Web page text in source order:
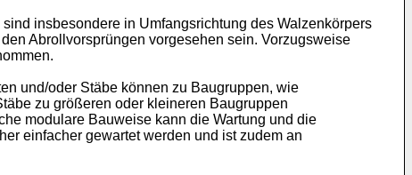
insbesondere in Umfangsrichtung des Walzenkörpers
Abrollvorsprüngen vorgesehen sein. Vorzugsweise
und/oder Stäbe können zu Baugruppen, wie
zu größeren oder kleineren Baugruppen
modulare Bauweise kann die Wartung und die
einfacher gewartet werden und ist zudem an